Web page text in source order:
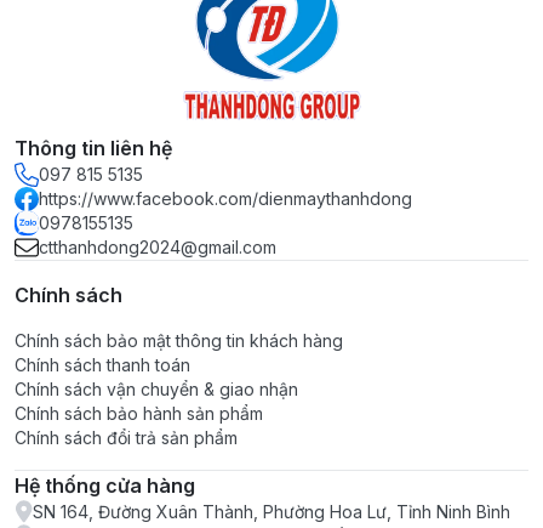
Thông tin liên hệ
097 815 5135
https://www.facebook.com/dienmaythanhdong
0978155135
ctthanhdong2024@gmail.com
Chính sách
Chính sách bảo mật thông tin khách hàng
Chính sách thanh toán
Chính sách vận chuyển & giao nhận
Chính sách bảo hành sản phẩm
Chính sách đổi trả sản phẩm
Hệ thống cửa hàng
SN 164, Đường Xuân Thành, Phường Hoa Lư, Tỉnh Ninh Bình